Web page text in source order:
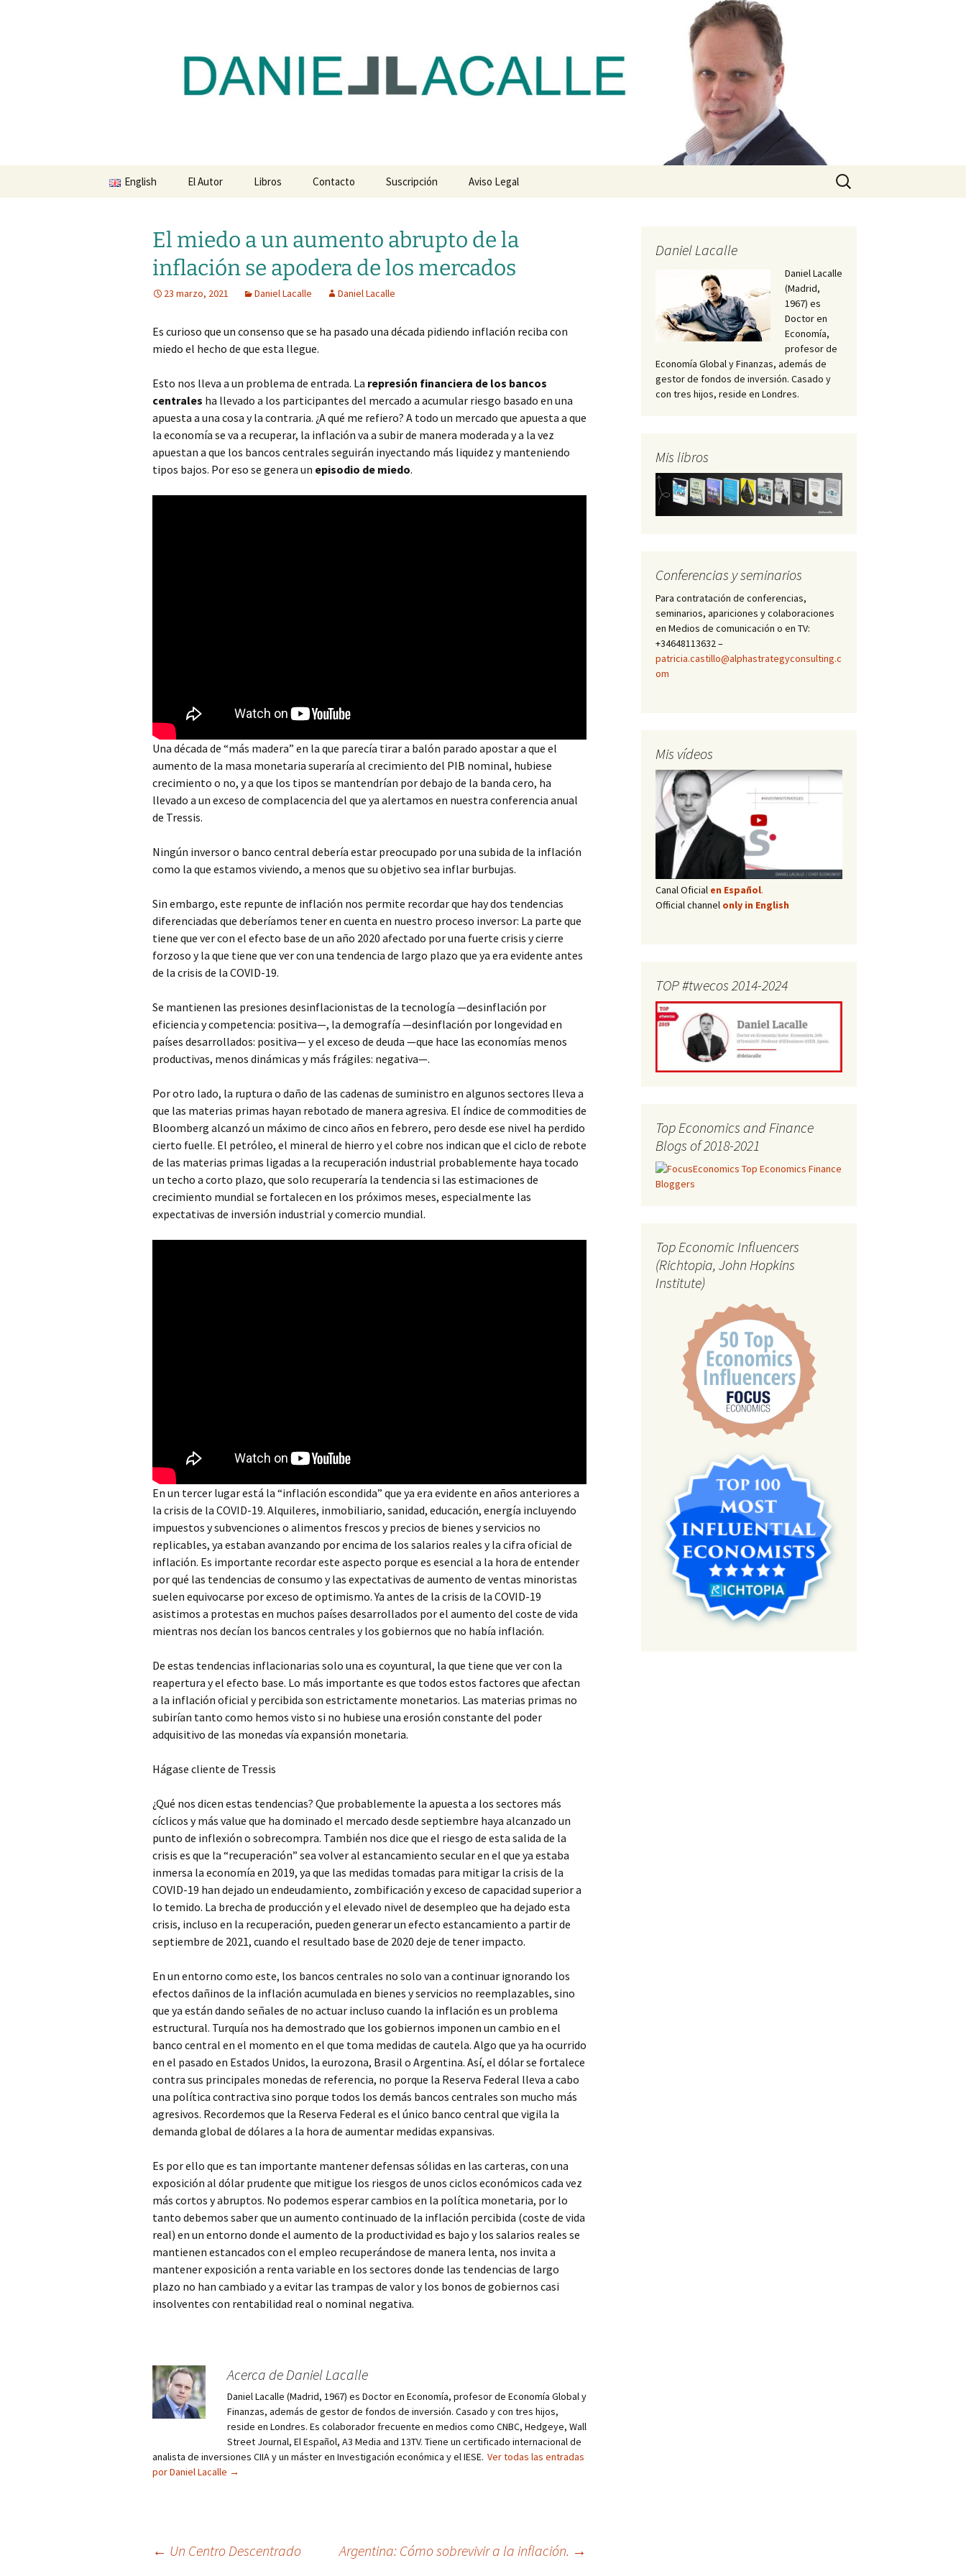
dlacalle.com
English El Autor Libros Contacto Suscripción Aviso Legal
Buscar:
El miedo a un aumento abrupto de la
inflación se apodera de los mercados
23 marzo, 2021 Daniel Lacalle Daniel Lacalle
Es curioso que un consenso que se ha pasado una década pidiendo inflación reciba con
miedo el hecho de que esta llegue.
Esto nos lleva a un problema de entrada. La represión financiera de los bancos
centrales ha llevado a los participantes del mercado a acumular riesgo basado en una
apuesta a una cosa y la contraria. ¿A qué me refiero? A todo un mercado que apuesta a que
la economía se va a recuperar, la inflación va a subir de manera moderada y a la vez
apuestan a que los bancos centrales seguirán inyectando más liquidez y manteniendo
tipos bajos. Por eso se genera un episodio de miedo.
Una década de “más madera” en la que parecía tirar a balón parado apostar a que el
aumento de la masa monetaria superaría al crecimiento del PIB nominal, hubiese
crecimiento o no, y a que los tipos se mantendrían por debajo de la banda cero, ha
llevado a un exceso de complacencia del que ya alertamos en nuestra conferencia anual
de Tressis.
Ningún inversor o banco central debería estar preocupado por una subida de la inflación
como la que estamos viviendo, a menos que su objetivo sea inflar burbujas.
Sin embargo, este repunte de inflación nos permite recordar que hay dos tendencias
diferenciadas que deberíamos tener en cuenta en nuestro proceso inversor: La parte que
tiene que ver con el efecto base de un año 2020 afectado por una fuerte crisis y cierre
forzoso y la que tiene que ver con una tendencia de largo plazo que ya era evidente antes
de la crisis de la COVID-19.
Se mantienen las presiones desinflacionistas de la tecnología —desinflación por
eficiencia y competencia: positiva—, la demografía —desinflación por longevidad en
países desarrollados: positiva— y el exceso de deuda —que hace las economías menos
productivas, menos dinámicas y más frágiles: negativa—.
Por otro lado, la ruptura o daño de las cadenas de suministro en algunos sectores lleva a
que las materias primas hayan rebotado de manera agresiva. El índice de commodities de
Bloomberg alcanzó un máximo de cinco años en febrero, pero desde ese nivel ha perdido
cierto fuelle. El petróleo, el mineral de hierro y el cobre nos indican que el ciclo de rebote
de las materias primas ligadas a la recuperación industrial probablemente haya tocado
un techo a corto plazo, que solo recuperaría la tendencia si las estimaciones de
crecimiento mundial se fortalecen en los próximos meses, especialmente las
expectativas de inversión industrial y comercio mundial.
En un tercer lugar está la “inflación escondida” que ya era evidente en años anteriores a
la crisis de la COVID-19. Alquileres, inmobiliario, sanidad, educación, energía incluyendo
impuestos y subvenciones o alimentos frescos y precios de bienes y servicios no
replicables, ya estaban avanzando por encima de los salarios reales y la cifra oficial de
inflación. Es importante recordar este aspecto porque es esencial a la hora de entender
por qué las tendencias de consumo y las expectativas de aumento de ventas minoristas
suelen equivocarse por exceso de optimismo. Ya antes de la crisis de la COVID-19
asistimos a protestas en muchos países desarrollados por el aumento del coste de vida
mientras nos decían los bancos centrales y los gobiernos que no había inflación.
De estas tendencias inflacionarias solo una es coyuntural, la que tiene que ver con la
reapertura y el efecto base. Lo más importante es que todos estos factores que afectan
a la inflación oficial y percibida son estrictamente monetarios. Las materias primas no
subirían tanto como hemos visto si no hubiese una erosión constante del poder
adquisitivo de las monedas vía expansión monetaria.
Hágase cliente de Tressis
¿Qué nos dicen estas tendencias? Que probablemente la apuesta a los sectores más
cíclicos y más value que ha dominado el mercado desde septiembre haya alcanzado un
punto de inflexión o sobrecompra. También nos dice que el riesgo de esta salida de la
crisis es que la “recuperación” sea volver al estancamiento secular en el que ya estaba
inmersa la economía en 2019, ya que las medidas tomadas para mitigar la crisis de la
COVID-19 han dejado un endeudamiento, zombificación y exceso de capacidad superior a
lo temido. La brecha de producción y el elevado nivel de desempleo que ha dejado esta
crisis, incluso en la recuperación, pueden generar un efecto estancamiento a partir de
septiembre de 2021, cuando el resultado base de 2020 deje de tener impacto.
En un entorno como este, los bancos centrales no solo van a continuar ignorando los
efectos dañinos de la inflación acumulada en bienes y servicios no reemplazables, sino
que ya están dando señales de no actuar incluso cuando la inflación es un problema
estructural. Turquía nos ha demostrado que los gobiernos imponen un cambio en el
banco central en el momento en el que toma medidas de cautela. Algo que ya ha ocurrido
en el pasado en Estados Unidos, la eurozona, Brasil o Argentina. Así, el dólar se fortalece
contra sus principales monedas de referencia, no porque la Reserva Federal lleva a cabo
una política contractiva sino porque todos los demás bancos centrales son mucho más
agresivos. Recordemos que la Reserva Federal es el único banco central que vigila la
demanda global de dólares a la hora de aumentar medidas expansivas.
Es por ello que es tan importante mantener defensas sólidas en las carteras, con una
exposición al dólar prudente que mitigue los riesgos de unos ciclos económicos cada vez
más cortos y abruptos. No podemos esperar cambios en la política monetaria, por lo
tanto debemos saber que un aumento continuado de la inflación percibida (coste de vida
real) en un entorno donde el aumento de la productividad es bajo y los salarios reales se
mantienen estancados con el empleo recuperándose de manera lenta, nos invita a
mantener exposición a renta variable en los sectores donde las tendencias de largo
plazo no han cambiado y a evitar las trampas de valor y los bonos de gobiernos casi
insolventes con rentabilidad real o nominal negativa.
Acerca de Daniel Lacalle
Daniel Lacalle (Madrid, 1967) es Doctor en Economía, profesor de Economía Global y
Finanzas, además de gestor de fondos de inversión. Casado y con tres hijos,
reside en Londres. Es colaborador frecuente en medios como CNBC, Hedgeye, Wall
Street Journal, El Español, A3 Media and 13TV. Tiene un certificado internacional de
analista de inversiones CIIA y un máster en Investigación económica y el IESE. Ver todas las entradas
por Daniel Lacalle →
← Un Centro Descentrado Argentina: Cómo sobrevivir a la inflación. →
Daniel Lacalle
Daniel Lacalle
(Madrid,
1967) es
Doctor en
Economía,
profesor de
Economía Global y Finanzas, además de
gestor de fondos de inversión. Casado y
con tres hijos, reside en Londres.
Mis libros
Conferencias y seminarios
Para contratación de conferencias,
seminarios, apariciones y colaboraciones
en Medios de comunicación o en TV:
+34648113632 –
patricia.castillo@alphastrategyconsulting.c
om
Mis vídeos
Canal Oficial en Español.
Official channel only in English
TOP #twecos 2014-2024
Top Economics and Finance
Blogs of 2018-2021
Top Economic Influencers
(Richtopia, John Hopkins
Institute)